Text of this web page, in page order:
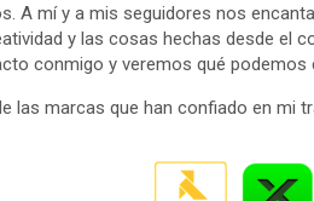
A mí y a mis seguidores nos
y las cosas hechas desde el
conmigo y veremos qué podemos
las marcas que han confiado en mi